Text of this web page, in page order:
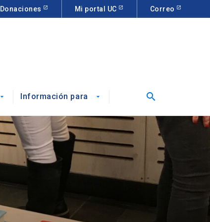
Donaciones Mi portal UC Correo
arrow_drop_down Información para arrow_drop_down search